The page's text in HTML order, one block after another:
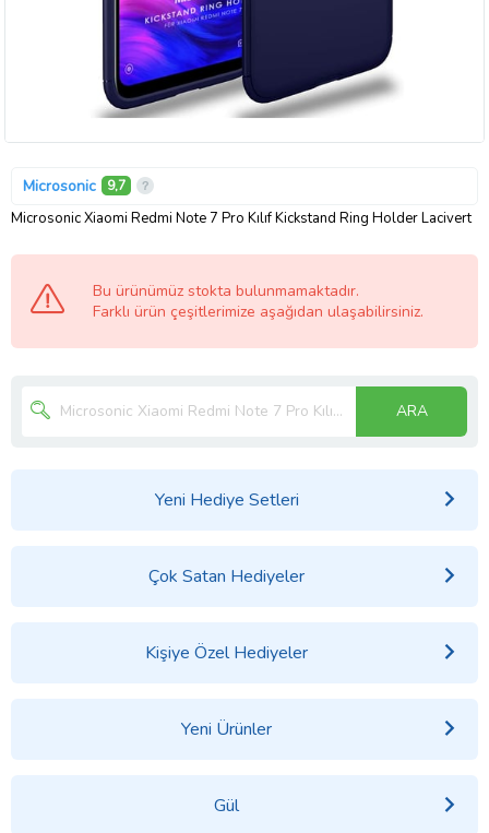
Microsonic 9,7
Microsonic Xiaomi Redmi Note 7 Pro Kılıf Kickstand Ring Holder Lacivert
Bu ürünümüz stokta bulunmamaktadır.
Farklı ürün çeşitlerimize aşağıdan ulaşabilirsiniz.
ARA
Yeni Hediye Setleri
Çok Satan Hediyeler
Kişiye Özel Hediyeler
Yeni Ürünler
Gül